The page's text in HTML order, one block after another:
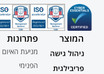
המוצר
ניהול גישה
פריבילגית
פתרונות
מניעת האיום
הפנימי